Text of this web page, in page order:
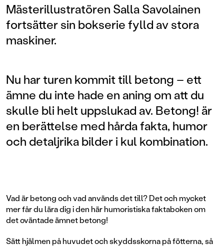
Mästerillustratören Salla Savolainen
fortsätter sin bokserie fylld av stora
maskiner.
Nu har turen kommit till betong – ett
ämne du inte hade en aning om att du
skulle bli helt uppslukad av. Betong! är
en berättelse med hårda fakta, humor
och detaljrika bilder i kul kombination.
Vad är betong och vad används det till? Det och mycket
mer får du lära dig i den här humoristiska faktaboken om
det oväntade ämnet betong!
Sätt hjälmen på huvudet och skyddsskorna på fötterna, så